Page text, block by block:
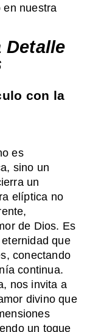
en nuestra
Detalle
con la
es
sino un
un
elíptica no
de Dios. Es
que
conectando
continua.
nos invita a
divino que
un toque